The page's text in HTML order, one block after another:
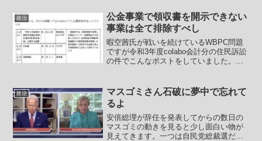
本の総理大臣としては有名...
政治
公金事業で領収書を開示できない
事業は全て排除すべし
暇空茜氏が戦いを続けているWBPC問題
ですが令和3年度colabo会計分の住民訴訟
の件でこんなポストをしていました。
らこんな証拠がでてきましたわけが...
政治
マスゴミさん石破に夢中で忘れて
るよ
安倍総理が辞任を発表してからの数日の
マスゴミの動きを見ると少し面白い物が
見えてきます。一つは自民党総裁選だと